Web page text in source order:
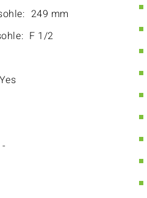
249 mm
F 1/2
Yes
-